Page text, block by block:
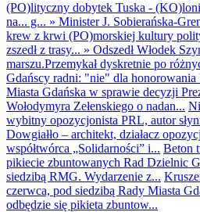
(PO)lityczny dobytek Tuska -
na... g... » Minister J. Sobierańska-
krew z krwi (PO)morskiej kultury
zszedł z trasy... » Odszedł Włodek
marszu.Przemykał dyskretnie po
Gdańscy radni: "nie" dla honorowania
Miasta Gdańska w sprawie decyzji
Wołodymyra Zełenskiego o nadan...
wybitny opozycjonista PRL, autor
Dowgiałło – architekt, działacz
współtwórca „Solidarności” i... Beton
pikiecie zbuntowanych Rad Dzielnic
siedzibą RMG. Wydarzenie z...
czerwca, pod siedzibą Rady Miasta
odbędzie się pikieta zbuntow...